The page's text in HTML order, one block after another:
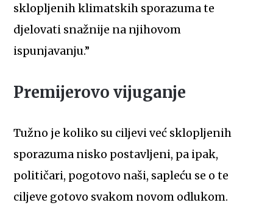
sklopljenih klimatskih sporazuma te
djelovati snažnije na njihovom
ispunjavanju.”
Premijerovo vijuganje
Tužno je koliko su ciljevi već sklopljenih
sporazuma nisko postavljeni, pa ipak,
političari, pogotovo naši, sapleću se o te
ciljeve gotovo svakom novom odlukom.